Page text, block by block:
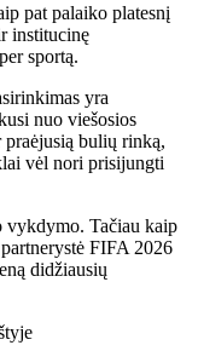
pat palaiko platesnį
institucinę
sportą.
yra
nuo viešosios
praėjusią bulių rinką,
vėl nori prisijungti
vykdymo. Tačiau kaip
FIFA 2026
didžiausių